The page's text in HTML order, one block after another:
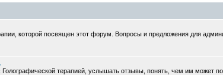
которой посвящен этот форум. Вопросы и предложения для
терапией, услышать отзывы, понять, чем им может